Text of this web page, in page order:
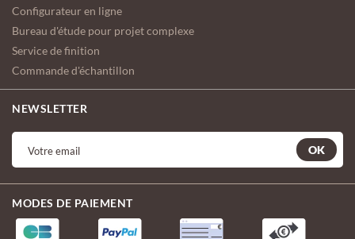
Configurateur en ligne
Bureau d'étude pour projet complexe
Service de finition
Commande d'échantillon
NEWSLETTER
OK
MODES DE PAIEMENT